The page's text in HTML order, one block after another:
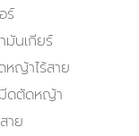
ร์
มันเกียร์
หญ้าไร้สาย
ดตัดหญ้า
าย